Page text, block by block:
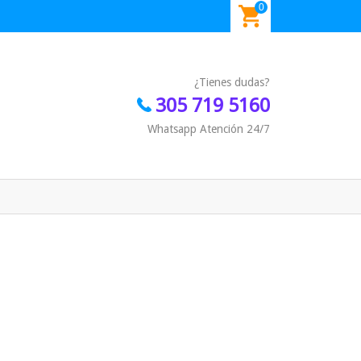
0
¿Tienes dudas?
305 719 5160
Whatsapp Atención 24/7